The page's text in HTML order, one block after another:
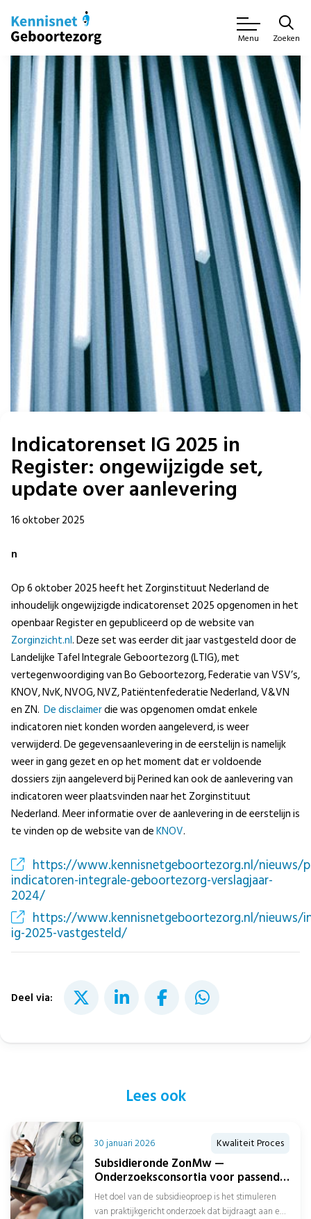
Menu Zoeken
Indicatorenset IG 2025 in
Register: ongewijzigde set,
update over aanlevering
16 oktober 2025
n
Op 6 oktober 2025 heeft het Zorginstituut Nederland de
inhoudelijk ongewijzigde indicatorenset 2025 opgenomen in het
openbaar Register en gepubliceerd op de website van
Zorginzicht.nl. Deze set was eerder dit jaar vastgesteld door de
Landelijke Tafel Integrale Geboortezorg (LTIG), met
vertegenwoordiging van Bo Geboortezorg, Federatie van VSV’s,
KNOV, NvK, NVOG, NVZ, Patiëntenfederatie Nederland, V&VN
en ZN. De disclaimerdie was opgenomen omdat enkele
indicatoren niet konden worden aangeleverd, is weer
verwijderd. De gegevensaanlevering in de eerstelijn is namelijk
weer in gang gezet en op het moment dat er voldoende
dossiers zijn aangeleverd bij Perined kan ook de aanlevering van
indicatoren weer plaatsvinden naar het Zorginstituut
Nederland. Meer informatie over de aanlevering in de eerstelijn is
te vinden op de website van deKNOV.
https://www.kennisnetgeboortezorg.nl/nieuws/
indicatoren-integrale-geboortezorg-verslagjaar-
2024/
https://www.kennisnetgeboortezorg.nl/nieuws/
ig-2025-vastgesteld/
Deel via:
Lees ook
30 januari 2026 Kwaliteit Proces
Subsidieronde ZonMw —
Onderzoeksconsortia voor passend
zorgaanbod over de gehele
zorgketen
Het doel van de subsidieoproep is het stimuleren
van praktijkgericht onderzoek dat bijdraagt aan een